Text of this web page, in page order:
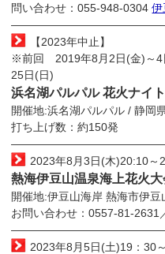
問い合わせ：055-948-0304
【2023年中止】
※前回 2019年8月2日(金)～4
25日(日)
浜名湖パルパル 花火ナイト
開催地:浜名湖パルパル / 静岡
打ち上げ数：約150発
2023年8月3日(木)20:10
熱海伊豆山温泉海上花火大
開催地:伊豆山海岸 熱海市伊豆
お問い合わせ：0557-81-2631
2023年8月5日(土)19：30